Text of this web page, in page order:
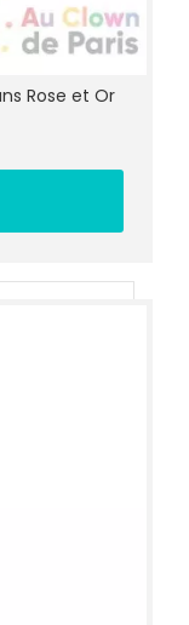
Rose et Or